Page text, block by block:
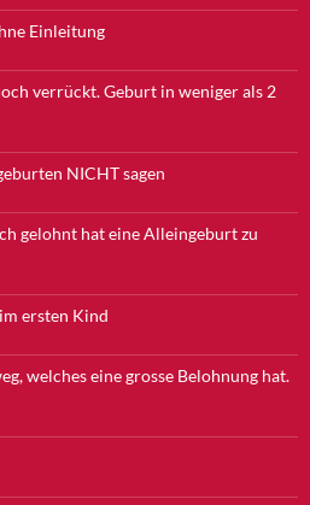
Einleitung
verrückt. Geburt in weniger als 2
NICHT sagen
gelohnt hat eine Alleingeburt zu
ersten Kind
welches eine grosse Belohnung hat.